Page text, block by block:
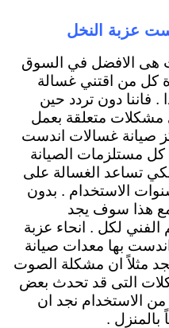
عزبة النخل
هى الافضل في السوق
كل من اقتني غسالة
. فاننا دون تردد حين
مشكلات متعلقة بعمل
صيانة غسالات اندست
كل مستلزمات الصيانة
تساعد الغسالة على
الاستخدام . بدون
هذا سوف يجد
الفني لكل . انحاء عزبة
بها معدات صيانة
مثلاً ان مشكلة الصوت
التى قد تحدث بعض
الاستخدام نجد ان
بالمنزل .